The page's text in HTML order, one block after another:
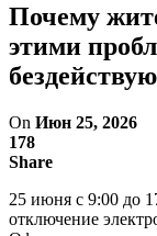
Почему
этими
On Июн 25, 2026
178
Share
25 июня с 9:00 до
отключение